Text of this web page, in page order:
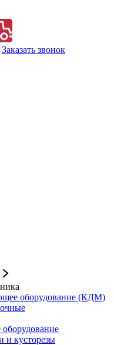
Заказать звонок
оборудование (КДМ)
и кусторезы